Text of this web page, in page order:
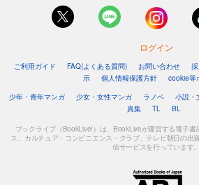
あらすじを表示する
週刊東洋経済 2025/8/23号
880 円 (税込)
あらすじを表示する
週刊東洋経済 2025/8/9-16合併号
ログイン
ご利用ガイド FAQ(よくある質問) お問い合わせ
示
個人情報保護方針
cookie等
少年・青年マンガ
少女・女性マンガ ラノベ 小説・
真集
TL BL
ブックライブ（BookLive!）は、BookLiveが運営する電子
ス、カルチュア・コンビニエンス・クラブ、テレビ朝日の出
信サービスを行っています。